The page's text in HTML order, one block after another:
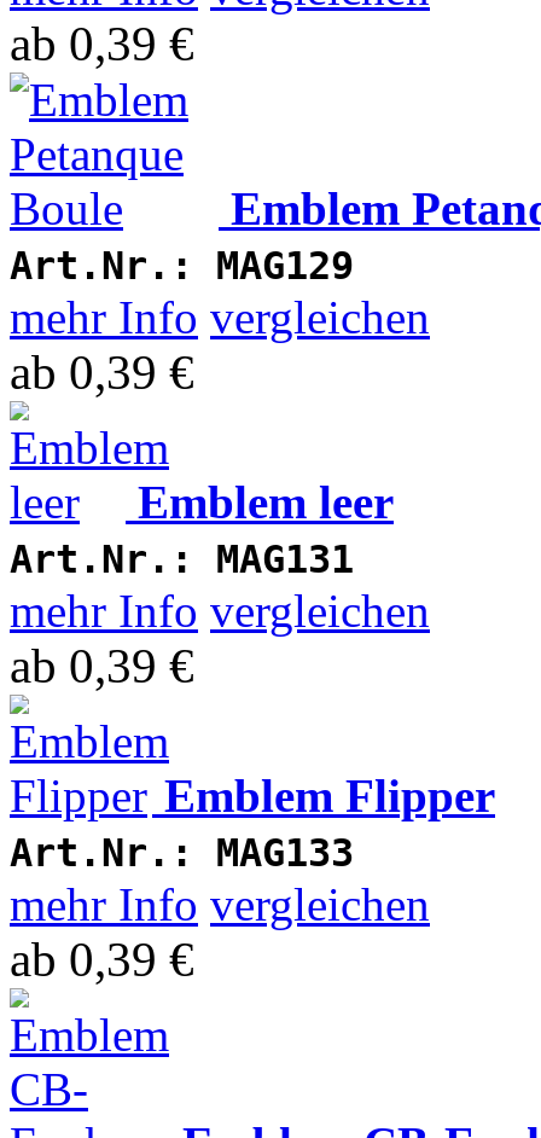
ab 0,39 €
Emblem
Art.Nr.: MAG129
mehr Info vergleichen
ab 0,39 €
Emblem leer
Art.Nr.: MAG131
mehr Info vergleichen
ab 0,39 €
Emblem Flipper
Art.Nr.: MAG133
mehr Info vergleichen
ab 0,39 €